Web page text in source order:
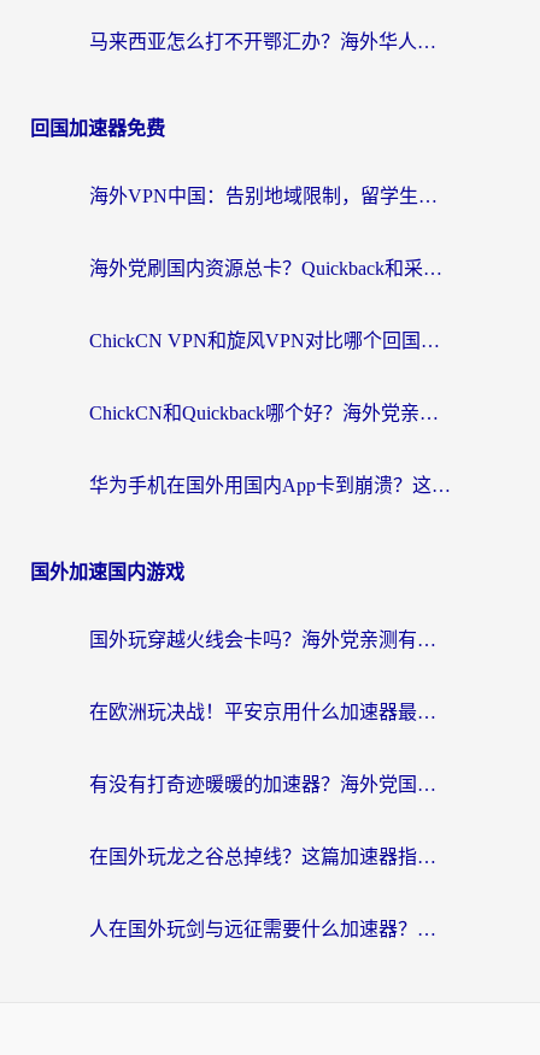
马来西亚怎么打不开鄂汇办？海外华人必备的回国加速指南，解决追剧、办事、阅读难题
回国加速器免费
海外VPN中国：告别地域限制，留学生与华人如何轻松刷国内剧、玩国服？
海外党刷国内资源总卡？Quickback和采集蜂好用吗？这篇指南帮你避坑
ChickCN VPN和旋风VPN对比哪个回国效果更好？海外党亲测实用指南
ChickCN和Quickback哪个好？海外党亲测回国加速器，轻松解锁国内资源（附避坑指南）
华为手机在国外用国内App卡到崩溃？这篇加速器指南帮你无缝刷剧打游戏
国外加速国内游戏
国外玩穿越火线会卡吗？海外党亲测有效的国服游戏加速指南
在欧洲玩决战！平安京用什么加速器最好用？2026实测有效的国服游戏加速指南
有没有打奇迹暖暖的加速器？海外党国服游戏畅玩不卡顿的秘密
在国外玩龙之谷总掉线？这篇加速器指南帮你告别延迟卡顿！
人在国外玩剑与远征需要什么加速器？老玩家亲测的避坑指南来了